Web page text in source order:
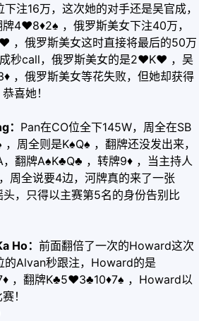
注16万，这次她的对手还是吴官成，
牌4♥8♦2♠ ，俄罗斯美女下注40万，
♥ ，俄罗斯美女这时直接将最后的50万
秒call，俄罗斯美女的是2♥K♥ ，吴
♦ ，俄罗斯美女等花失败，但她却获得
喜她！
Pan在CO位全下145W，周全在SB
，周全则是K♠Q♠ ，翻牌还没发出来，
，翻牌A♠K♣Q♣ ，转牌9♦ ，当主持人
周全说要4边，河牌真的来了一张
头，只得以主赛第5名的身份告别比
Ho： 前面翻倍了一次的Howard这次
的Alvan秒跟注，Howard的是
♦ ，翻牌K♣5♥3♣10♦7♠ ，Howard以
！